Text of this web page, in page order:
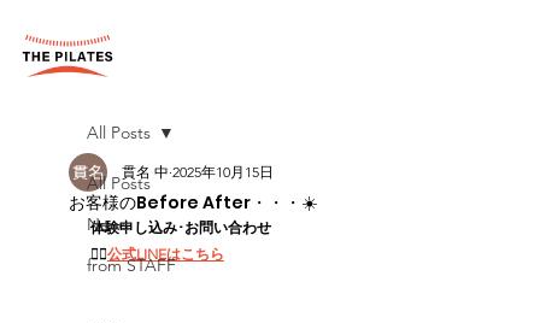
All Posts
News
from STAFF
All Posts
お客様のBefore After・・・☀️
貫名 中 2025年10月15日
体験申し込み･お問い合わせ
👉🏻公式LINEはこちら